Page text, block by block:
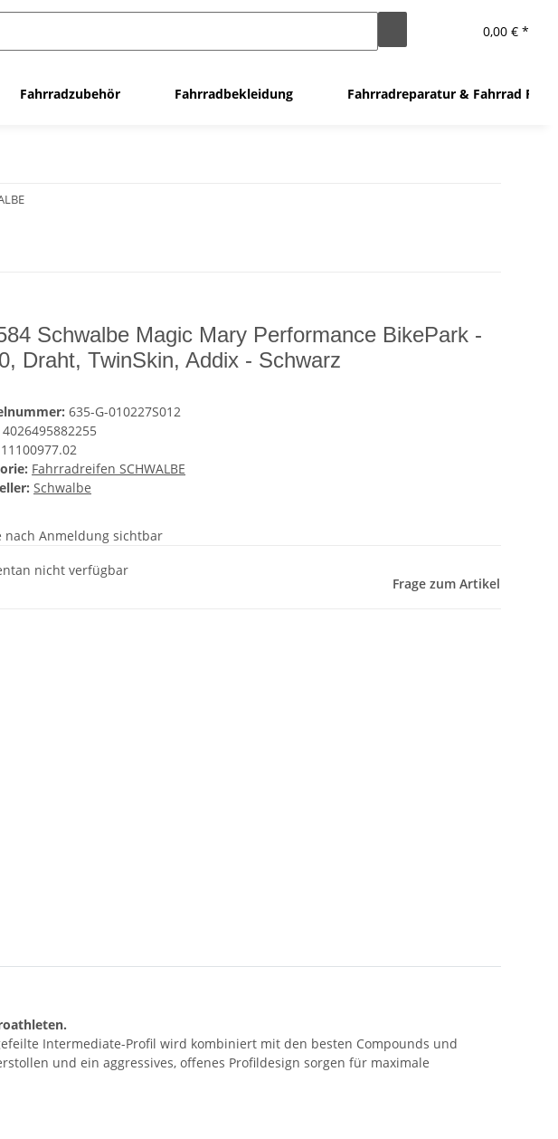
0,00 € *
Fahrradzubehör Fahrradbekleidung Fahrradreparatur & Fahrrad
Schwalbe Magic Mary Performance BikePark -
Draht, TwinSkin, Addix - Schwarz
635-G-010227S012
4026495882255
11100977.02
Fahrradreifen SCHWALBE
Schwalbe
nach Anmeldung sichtbar
nicht verfügbar
Frage zum Artikel
Intermediate-Profil wird kombiniert mit den besten Compounds und
und ein aggressives, offenes Profildesign sorgen für maximale